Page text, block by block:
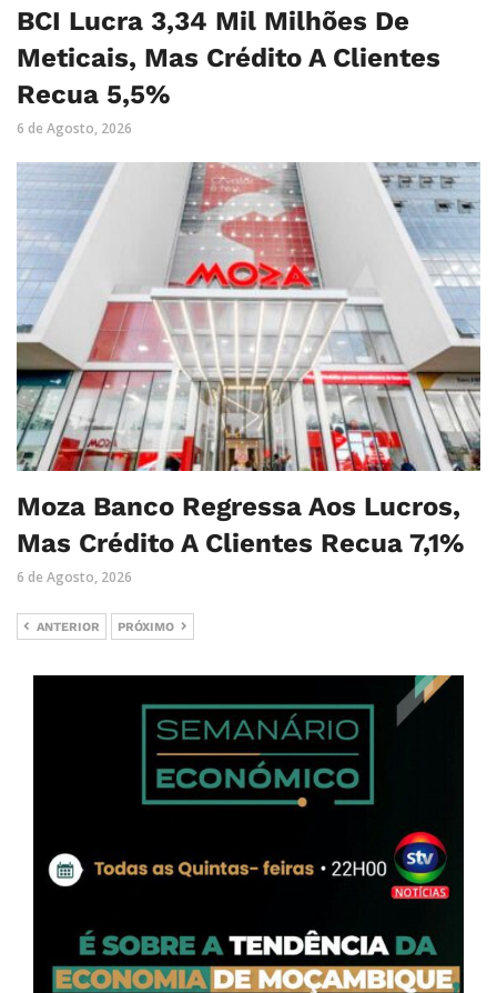
BCI Lucra 3,34 Mil Milhões De
Meticais, Mas Crédito A Clientes
Recua 5,5%
6 de Agosto, 2026
Moza Banco Regressa Aos Lucros,
Mas Crédito A Clientes Recua 7,1%
6 de Agosto, 2026
ANTERIOR PRÓXIMO